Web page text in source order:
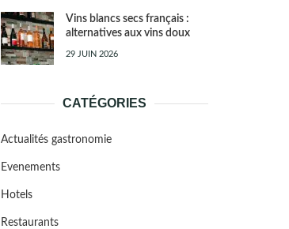
Vins blancs secs français :
alternatives aux vins doux
29 JUIN 2026
CATÉGORIES
Actualités gastronomie
Evenements
Hotels
Restaurants